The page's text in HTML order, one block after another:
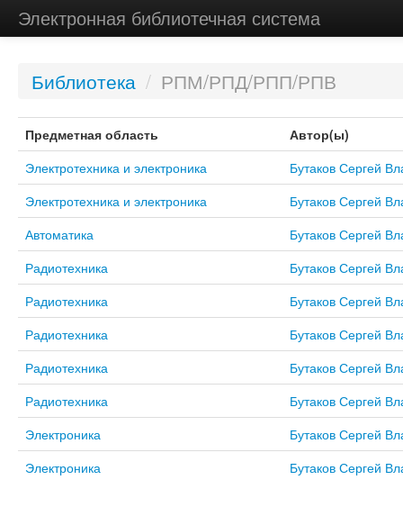
Электронная библиотечная система
Библиотека / РПМ/РПД/РПП/РПВ
Предметная область
Автор(ы)
Электротехника и электроника
Бутаков Сергей
Электротехника и электроника
Бутаков Сергей
Автоматика
Бутаков Сергей
Радиотехника
Бутаков Сергей
Радиотехника
Бутаков Сергей
Радиотехника
Бутаков Сергей
Радиотехника
Бутаков Сергей
Радиотехника
Бутаков Сергей
Электроника
Бутаков Сергей
Электроника
Бутаков Сергей